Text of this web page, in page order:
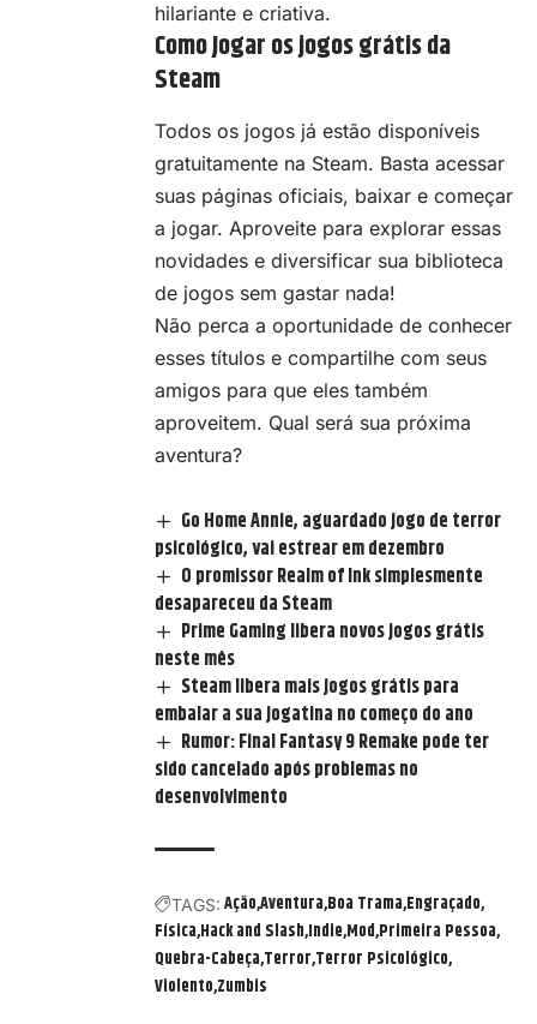
hilariante e criativa.
Como Jogar os jogos grátis da
Steam
Todos os jogos já estão disponíveis
gratuitamente na Steam. Basta acessar
suas páginas oficiais, baixar e começar
a jogar. Aproveite para explorar essas
novidades e diversificar sua biblioteca
de jogos sem gastar nada!
Não perca a oportunidade de conhecer
esses títulos e compartilhe com seus
amigos para que eles também
aproveitem. Qual será sua próxima
aventura?
Go Home Annie, aguardado jogo de terror
psicológico, vai estrear em dezembro
O promissor Realm of Ink simplesmente
desapareceu da Steam
Prime Gaming libera novos jogos grátis
neste mês
Steam libera mais jogos grátis para
embalar a sua jogatina no começo do ano
Rumor: Final Fantasy 9 Remake pode ter
sido cancelado após problemas no
desenvolvimento
TAGS: AçãoAventura Boa Trama Engraçado
Física Hack and Slash Indie Mod Primeira Pessoa
Quebra-Cabeça Terror Terror Psicológico
Violento Zumbis